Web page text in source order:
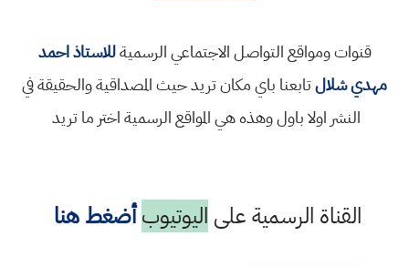
قنوات ومواقع التواصل الاجتماعي الرسميةللاستاذ احمد
شلالتابعنا باي مكان تريد حيث المصداقية والحقيقة في
النشر اولا باول وهذه هي المواقع الرسمية اختر ما تريد
القناة الرسمية علىاليوتيوبأضغط هنا